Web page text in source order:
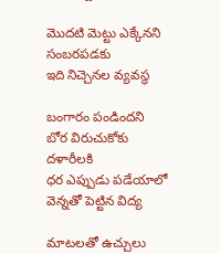
మొదటి మెట్టు ఎక్కేనని
సంబరపడకు
ఇది నిచ్చెనల వ్యవస్థ
బంగారం పండిందని
బోర విరుచుకోకు
దళారీలకి
ధర ఎప్పుడు పడేయాలో
వెన్నతో పెట్టిన విద్య
మాటలతో ఉచ్చులు